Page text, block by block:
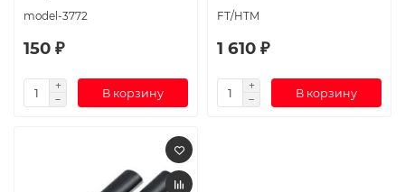
model-3772
150 ₽
В корзину
FT/HTM
1 610 ₽
В корзину